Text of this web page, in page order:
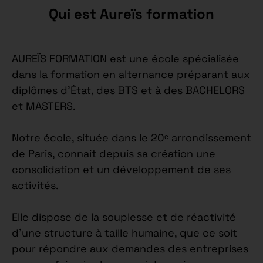
Qui est Aureïs formation
AUREÏS FORMATION est une école spécialisée
dans la formation en alternance préparant aux
diplômes d’État, des BTS et à des BACHELORS
et MASTERS.
Notre école, située dans le 20ᵉ arrondissement
de Paris, connait depuis sa création une
consolidation et un développement de ses
activités.
Elle dispose de la souplesse et de réactivité
d’une structure à taille humaine, que ce soit
pour répondre aux demandes des entreprises